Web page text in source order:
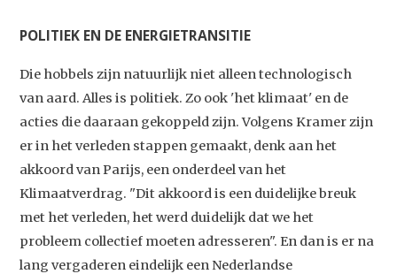
Artikelen
Contact
POLITIEK EN DE ENERGIETRANSITIE
Die hobbels zijn natuurlijk niet alleen technologisch
van aard. Alles is politiek. Zo ook 'het klimaat' en de
acties die daaraan gekoppeld zijn. Volgens Kramer zijn
er in het verleden stappen gemaakt, denk aan het
akkoord van Parijs, een onderdeel van het
Klimaatverdrag. "Dit akkoord is een duidelijke breuk
met het verleden, het werd duidelijk dat we het
probleem collectief moeten adresseren". En dan is er na
lang vergaderen eindelijk een Nederlandse